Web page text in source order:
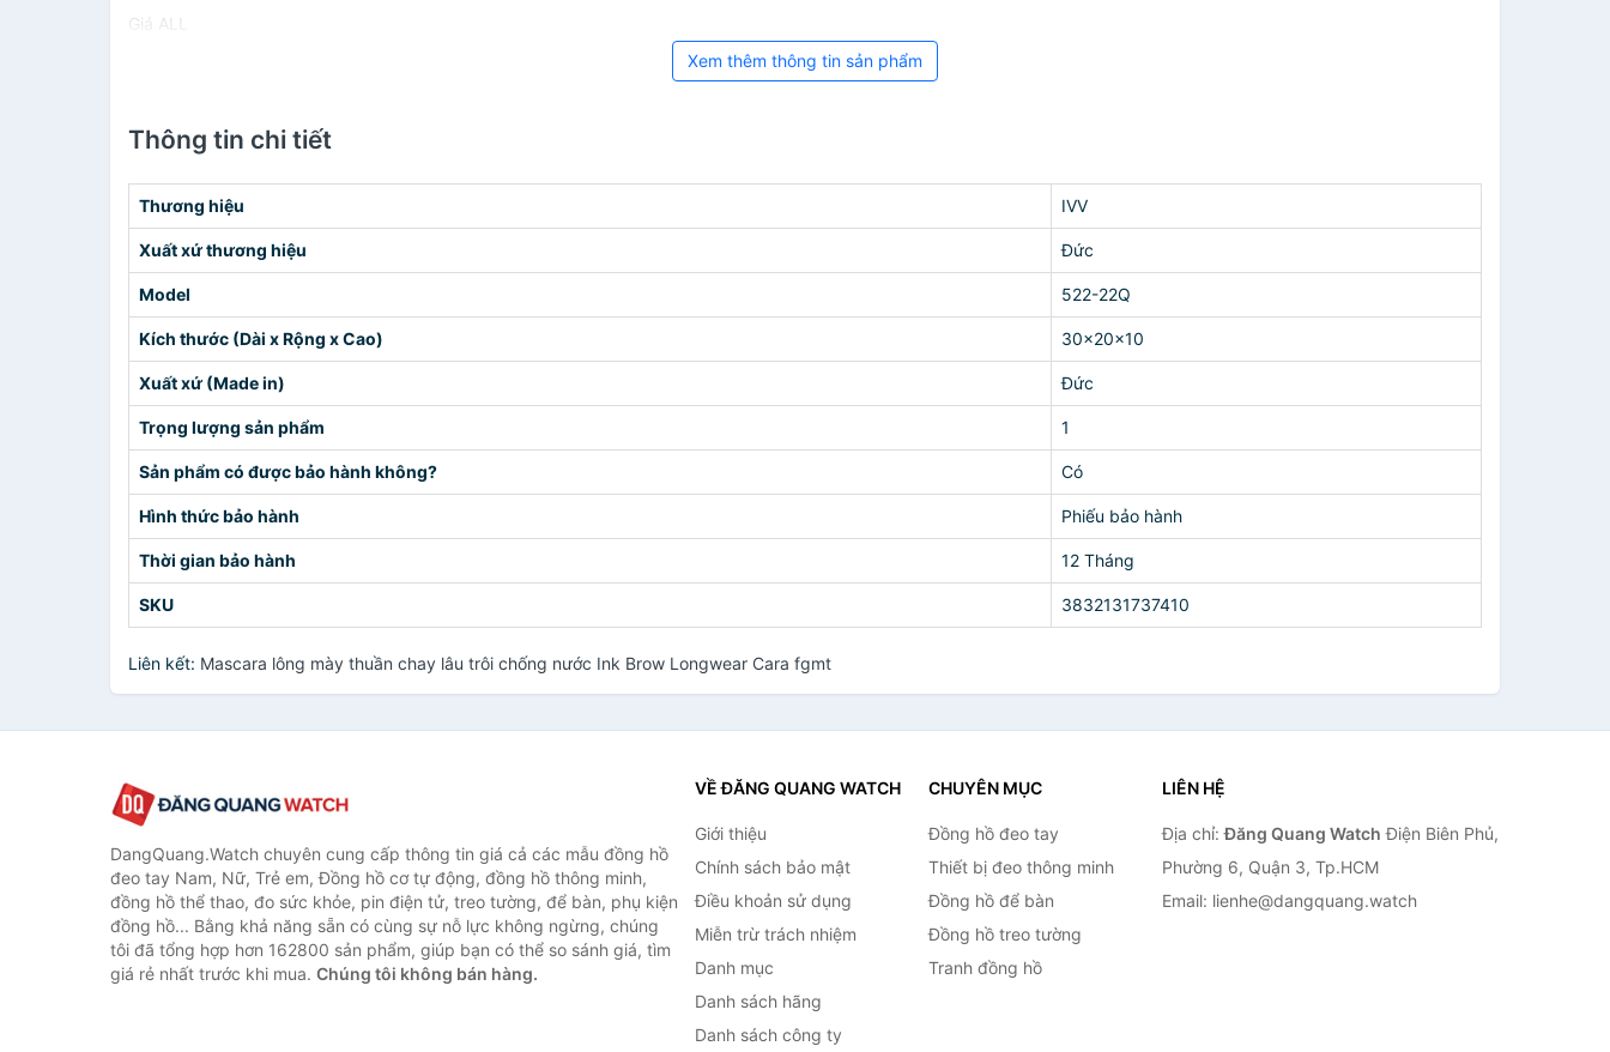
Giá ALL
Xem thêm thông tin sản phẩm
Thông tin chi tiết
Thương hiệu IVV
Xuất xứ thương hiệu Đức
Model 522-22Q
Kích thước (Dài x Rộng x Cao) 30x20x10
Xuất xứ (Made in) Đức
Trọng lượng sản phẩm 1
Sản phẩm có được bảo hành không? Có
Hình thức bảo hành Phiếu bảo hành
Thời gian bảo hành 12 Tháng
SKU 3832131737410
Liên kết: Mascara lông mày thuần chay lâu trôi chống nước Ink Brow Longwear Cara fgmt
DangQuang.Watch chuyên cung cấp thông tin giá cả các mẫu đồng hồ
đeo tay Nam, Nữ, Trẻ em, Đồng hồ cơ tự động, đồng hồ thông minh,
đồng hồ thể thao, đo sức khỏe, pin điện tử, treo tường, để bàn, phụ kiện
đồng hồ... Bằng khả năng sẵn có cùng sự nỗ lực không ngừng, chúng
tôi đã tổng hợp hơn 162800 sản phẩm, giúp bạn có thể so sánh giá, tìm
giá rẻ nhất trước khi mua. Chúng tôi không bán hàng.
VỀ ĐĂNG QUANG WATCH
Giới thiệu
Chính sách bảo mật
Điều khoản sử dụng
Miễn trừ trách nhiệm
Danh mục
Danh sách hãng
Danh sách công ty
CHUYÊN MỤC
Đồng hồ đeo tay
Thiết bị đeo thông minh
Đồng hồ để bàn
Đồng hồ treo tường
Tranh đồng hồ
LIÊN HỆ
Địa chỉ:Đăng Quang Watch Điện Biên Phủ,
Phường 6, Quận 3, Tp.HCM
Email: lienhe@dangquang.watch